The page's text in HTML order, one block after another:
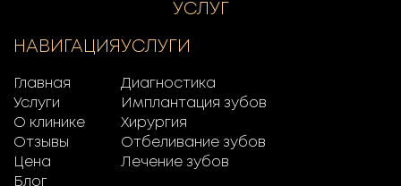
УСЛУГ
НАВИГАЦИЯ
Главная
Услуги
О клинике
Отзывы
Цена
Блог
УСЛУГИ
Диагностика
Имплантация зубов
Хирургия
Отбеливание зубов
Лечение зубов